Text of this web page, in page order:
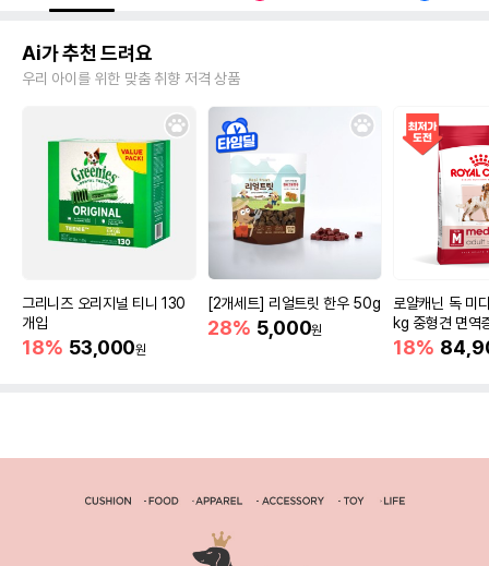
Ai가 추천 드려요
우리 아이를 위한 맞춤 취향 저격 상품
그리니즈 오리지널 티니 130
개입
18% 53,000원
[2개세트] 리얼트릿 한우 50g
28% 5,000원
로얄캐닌 독 미
kg 중형견 면역
18%